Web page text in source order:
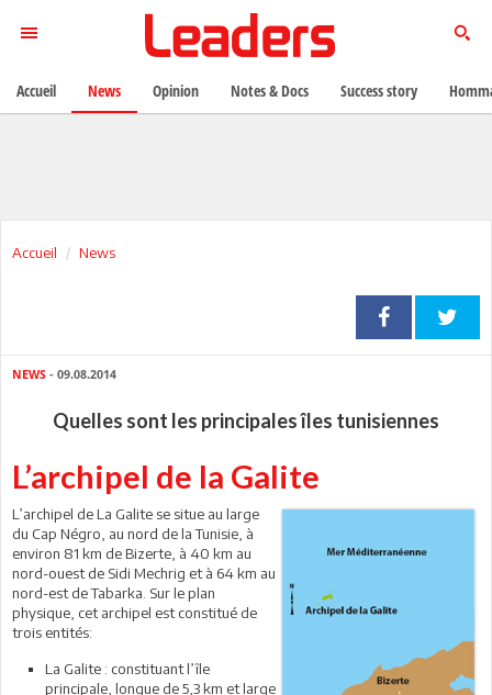
Accueil News
NEWS - 09.08.2014
Quelles sont les principales îles tunisiennes
L’archipel de la Galite
L’archipel de La Galite se situe au large
du Cap Négro, au nord de la Tunisie, à
environ 81 km de Bizerte, à 40 km au
nord-ouest de Sidi Mechrig et à 64 km au
nord-est de Tabarka. Sur le plan
physique, cet archipel est constitué de
trois entités:
La Galite : constituant l’île
principale, longue de 5,3 km et large
Accueil News Opinion Notes & Docs Success story